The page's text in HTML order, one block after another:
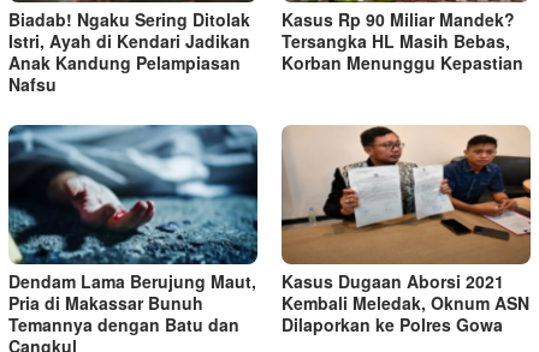
Biadab! Ngaku Sering Ditolak
Istri, Ayah di Kendari Jadikan
Anak Kandung Pelampiasan
Nafsu
Kasus Rp 90 Miliar Mandek?
Tersangka HL Masih Bebas,
Korban Menunggu Kepastian
Dendam Lama Berujung Maut,
Pria di Makassar Bunuh
Temannya dengan Batu dan
Cangkul
Kasus Dugaan Aborsi 2021
Kembali Meledak, Oknum ASN
Dilaporkan ke Polres Gowa